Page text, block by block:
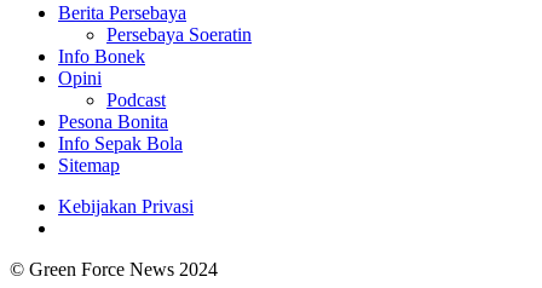
Berita Persebaya
Persebaya Soeratin
Info Bonek
Opini
Podcast
Pesona Bonita
Info Sepak Bola
Sitemap
Kebijakan Privasi
© Green Force News 2024